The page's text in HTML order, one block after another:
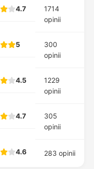
4.7
1714
opinii
5
300
opinii
4.5
1229
opinii
4.7
305
opinii
4.6 283 opinii